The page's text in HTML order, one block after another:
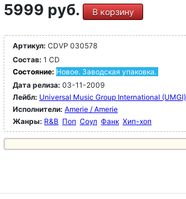
5999 руб. В корзину
Артикул: CDVP 030578
Состав: 1 CD
Состояние: Новое. Заводская упаковка.
Дата релиза: 03-11-2009
Лейбл: Universal Music Group International (UMGI)
Исполнители: Amerie / Amerie
Жанры: R&B Поп Соул Фанк Хип-хоп